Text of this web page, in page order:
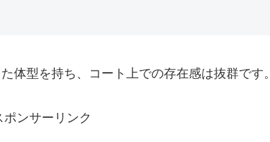
体型を持ち、コート上での存在感は抜群です。
ポンサーリンク